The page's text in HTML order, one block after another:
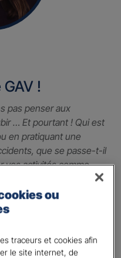
!
pas penser aux
… Et pourtant ! Qui est
en pratiquant une
que se passe-t-il
vos activités comme
à hauteur du préjudice
de faire face
ou
traceurs et cookies afin
le site internet, de